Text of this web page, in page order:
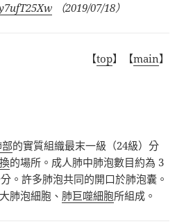
（2019/07/18）
【top】【main】
的實質組織最末一級（24級）分
的場所。成人肺中肺泡數目約為 3
。許多肺泡共同的開口於肺泡囊。
肺泡細胞、 肺巨噬細胞所組成。